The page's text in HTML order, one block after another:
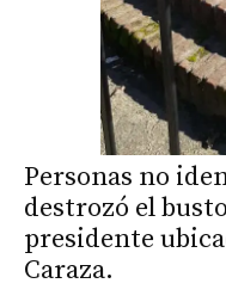
Personas no
destrozó el
presidente
Caraza.